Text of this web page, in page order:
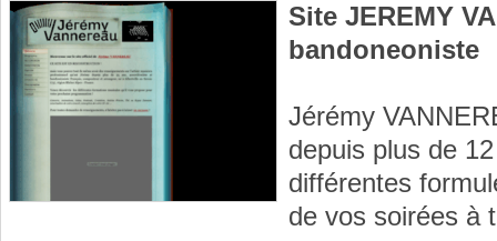
Site JEREMY
bandoneoniste
Jérémy
depuis plus de
différentes
de vos soirées à